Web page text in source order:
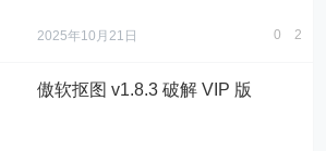
2025年10月21日 0 2
傲软抠图 v1.8.3 破解 VIP 版